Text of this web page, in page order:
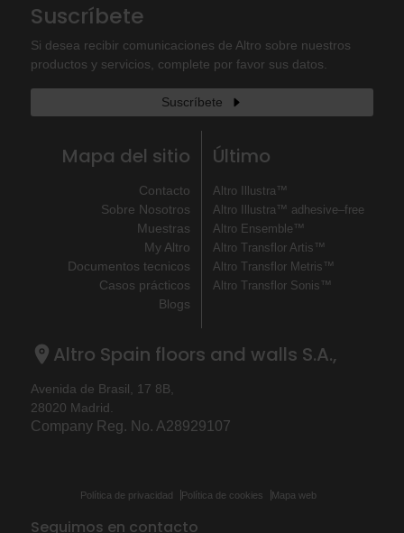
Suscríbete
Si desea recibir comunicaciones de Altro sobre nuestros
productos y servicios, complete por favor sus datos.
Suscríbete
Mapa del sitio
Contacto
Sobre Nosotros
Muestras
My Altro
Documentos tecnicos
Casos prácticos
Blogs
Último
Altro Illustra™
Altro Illustra™ adhesive–free
Altro Ensemble™
Altro Transflor Artis™
Altro Transflor Metris™
Altro Transflor Sonis™
Altro Spain floors and walls S.A.,
Avenida de Brasil, 17 8B,
28020 Madrid.
Company Reg. No. A28929107
Política de privacidad Política de cookies Mapa web
Seguimos en contacto